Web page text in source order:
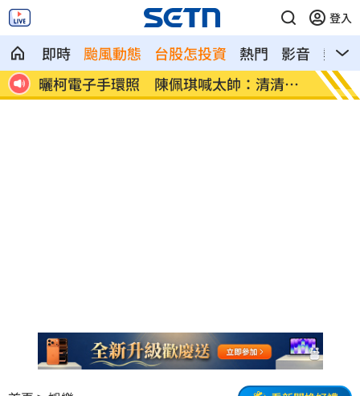
登入
即時 颱風動態 台股怎投資 熱門 影音
熱搜
白
1次違約交割預收足額款券？金管會回應了
名嘴
包